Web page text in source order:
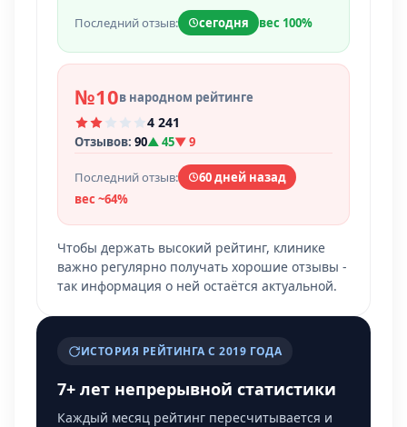
Последний отзыв: сегодня вес 100%
№10в народном рейтинге
4 241
Отзывов: 90▲ 45▼ 9
Последний отзыв:
60 дней назад
вес ~64%
Чтобы держать высокий рейтинг, клинике
важно регулярно получать хорошие отзывы -
так информация о ней остаётся актуальной.
ИСТОРИЯ РЕЙТИНГА С 2019 ГОДА
7+ лет непрерывной статистики
Каждый месяц рейтинг пересчитывается и